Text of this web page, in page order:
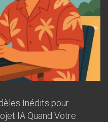
Inédits pour
IA Quand Votre